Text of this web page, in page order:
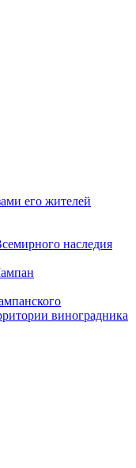
его жителей
наследия
виноградника